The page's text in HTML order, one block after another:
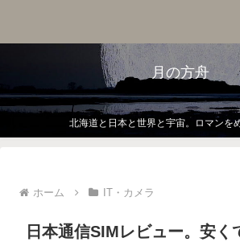
月の方舟
北海道と日本と世界と宇宙。ロマンを
ホーム IT・カメラ
日本通信SIMレビュー。安く